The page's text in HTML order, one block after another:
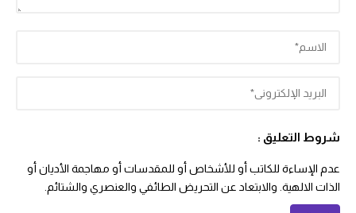
شروط التعليق :
عدم الإساءة للكاتب أو للأشخاص أو للمقدسات أو مهاجمة الأديان أو
الذات الالهية. والابتعاد عن التحريض الطائفي والعنصري والشتائم.